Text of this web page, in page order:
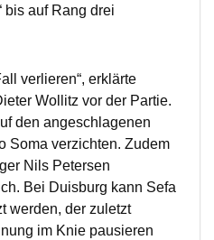
bis auf Rang drei
verlieren“, erklärte
Wollitz vor der Partie.
den angeschlagenen
Soma verzichten. Zudem
Nils Petersen
Bei Duisburg kann Sefa
werden, der zuletzt
im Knie pausieren